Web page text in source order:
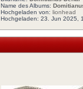
Name des Albums:
Hochgeladen von: lionhead
Hochgeladen: 23. Jun 2025,